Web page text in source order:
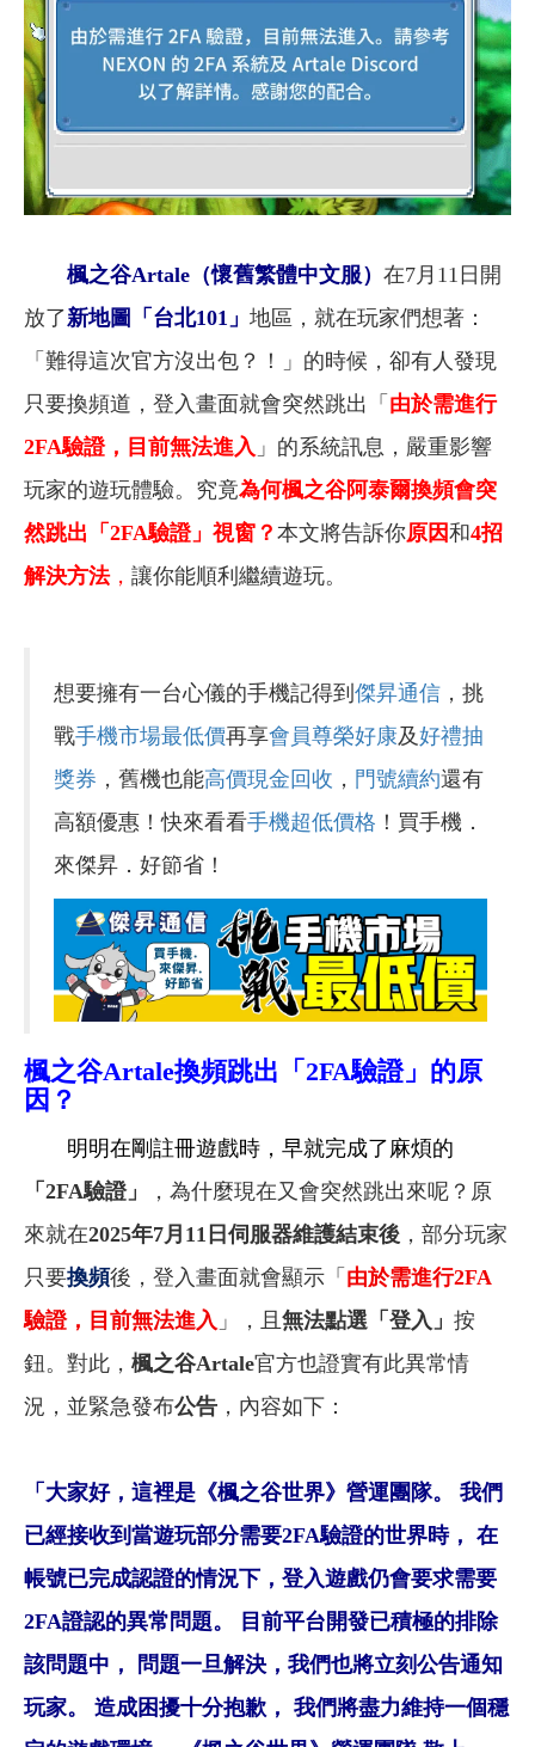
楓之谷Artale（懷舊繁體中文服） 在7月11日開
放了新地圖「台北101」 地區，就在玩家們想著：
「難得這次官方沒出包？！」的時候，卻有人發現
只要換頻道，登入畫面就會突然跳出「 由於需進行
2FA驗證，目前無法進入 」的系統訊息，嚴重影響
玩家的遊玩體驗。究竟為何楓之谷阿泰爾換頻會突
然跳出「2FA驗證」視窗？ 本文將告訴你原因和4招
解決方法， 讓你能順利繼續遊玩。
想要擁有一台心儀的手機記得到 傑昇通信 ，挑
戰手機市場最低價再享會員尊榮好康及好禮抽
獎券 ，舊機也能高價現金回收 ， 門號續約還有
高額優惠！快來看看手機超低價格 ！買手機．
來傑昇．好節省！
楓之谷Artale換頻跳出「2FA驗證」的原
因？
明明在剛註冊遊戲時，早就完成了麻煩的
「2FA驗證」
，為什麼現在又會突然跳出來呢？原
來就在2025年7月11日伺服器維護結束後 ，部分玩家
只要換頻後，登入畫面就會顯示「 由於需進行2FA
驗證，目前無法進入 」，且 無法點選「登入」 按
鈕。對此， 楓之谷Artale官方也證實有此異常情
況，並緊急發布公告 ，內容如下：
「大家好，這裡是《楓之谷世界》營運團隊。 我們
已經接收到當遊玩部分需要2FA驗證的世界時， 在
帳號已完成認證的情況下，登入遊戲仍會要求需要
2FA證認的異常問題。 目前平台開發已積極的排除
該問題中， 問題一旦解決，我們也將立刻公告通知
玩家。 造成困擾十分抱歉， 我們將盡力維持一個穩